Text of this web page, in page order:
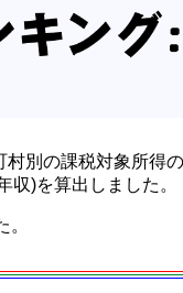
別の課税対象所得
収)を算出しました。